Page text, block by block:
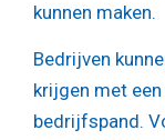
kunnen maken.
Bedrijven
krijgen met
bedrijfspand.